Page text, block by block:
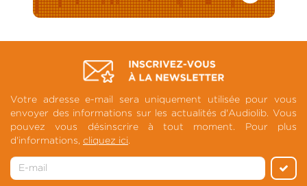
Votre adresse e-mail sera uniquement utilisée pour vous
envoyer des informations sur les actualités d'Audiolib. Vous
pouvez vous désinscrire à tout moment. Pour plus
d'informations, cliquez ici.